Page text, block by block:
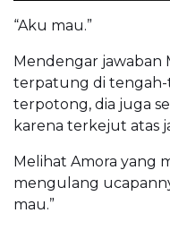
“Aku mau.”
Mendengar jawaban
terpatung di tengah-
terpotong, dia juga
karena terkejut atas
Melihat Amora yang
mengulang
mau.”